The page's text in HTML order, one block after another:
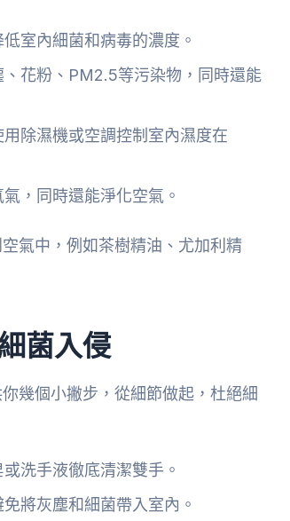
室內細菌和病毒的濃度。
花粉、PM2.5等污染物，同時還能
除濕機或空調控制室內濕度在
，同時還能淨化空氣。
氣中，例如茶樹精油、尤加利精
菌入侵
幾個小撇步，從細節做起，杜絕細
洗手液徹底清潔雙手。
將灰塵和細菌帶入室內。